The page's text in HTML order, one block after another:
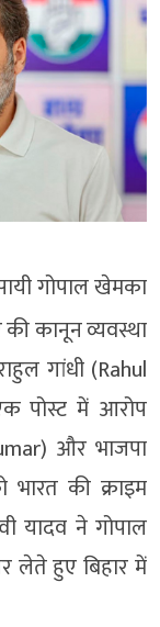
गोपाल खेमका
की कानून व्यवस्था
गांधी (Rahul
पोस्ट में आरोप
और भाजपा
की क्राइम
यादव ने गोपाल
लेते हुए बिहार में